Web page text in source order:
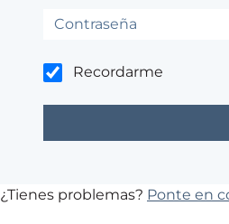
Recordarme
¿Tienes problemas? Ponte en